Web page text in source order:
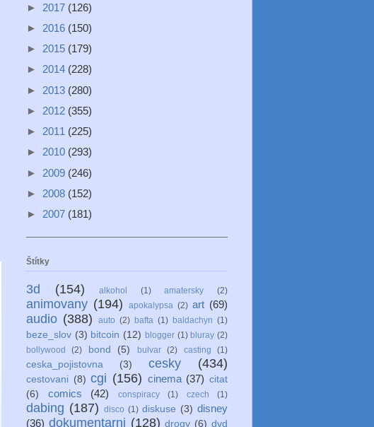
► 2017 (126)
► 2016 (150)
► 2015 (179)
► 2014 (228)
► 2013 (280)
► 2012 (355)
► 2011 (225)
► 2010 (293)
► 2009 (246)
► 2008 (152)
► 2007 (181)
Štítky
3d (154) alkohol (1) amatersky (2)
animovany (194) apokalypsa (2) art (69)
audio (388) auto (2) bafta (1) baldachyn (1)
beze_slov (3) bitcoin (12) blogger (1) bluray (2)
bollywood
(2) bond (5) bulvar (2) casting (1)
ceska_pojistovna (3) cesky (434)
cestovani (8) cgi (156) cinema (37) citat
(6)
comics (42) conspiracy (1) czech (1)
dabing (187) disco (1) diskuse (3) disney
(36) dokumentarni (128) drogy (6) dvd